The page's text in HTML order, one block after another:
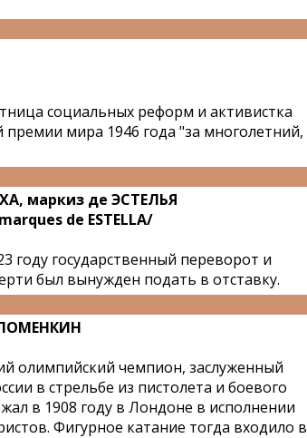
социальных реформ и активистка
мира 1946 года "за многолетний,
маркиз де ЭСТЕЛЬЯ
de ESTELLA/
году государственный переворот и
был вынужден подать в отставку.
олимпийский чемпион, заслуженный
в стрельбе из пистолета и боевого
в 1908 году в Лондоне в исполнении
Фигурное катание тогда входило в